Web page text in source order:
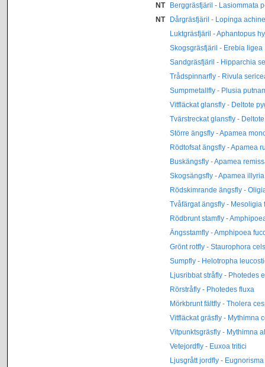
NT
Berggräsfjäril - Lasiommata
NT
Dårgräsfjäril - Lopinga achine
Luktgräsfjäril - Aphantopus
Skogsgräsfjäril - Erebia ligea
Sandgräsfjäril - Hipparchia
Trådspinnarfly - Rivula
Sumpmetallfly - Plusia
Vitfläckat glansfly - Deltote
Tvärstreckat glansfly -
Större ängsfly - Apamea
Rödtofsat ängsfly - Apamea
Buskängsfly - Apamea
Skogsängsfly - Apamea illyria
Rödskimrande ängsfly -
Tvåfärgat ängsfly - Mesoligia
Rödbrunt stamfly -
Ängsstamfly - Amphipoea
Grönt rotfly - Staurophora
Sumpfly - Helotropha
Ljusribbat stråfly - Photedes
Rörstråfly - Photedes fluxa
Mörkbrunt fältfly - Tholera
Vitfläckat gräsfly - Mythimna
Vitpunktsgräsfly - Mythimna
Vetejordfly - Euxoa tritici
Ljusgrått jordfly -